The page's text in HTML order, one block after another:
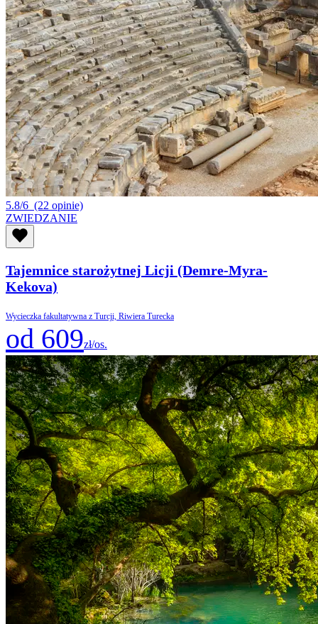
5.8/6 (22 opinie)
ZWIEDZANIE
Tajemnice starożytnej Licji (Demre-Myra-
Kekova)
Wycieczka fakultatywna z Turcji, Riwiera Turecka
od 609zł/os.